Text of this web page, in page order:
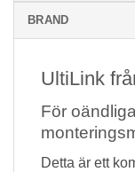
BRAND
UltiLink
För
Detta är ett